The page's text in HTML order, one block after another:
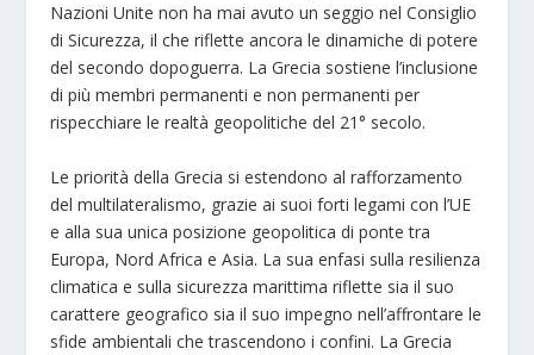
Nazioni Unite non ha mai avuto un seggio nel Consiglio
di Sicurezza, il che riflette ancora le dinamiche di potere
del secondo dopoguerra. La Grecia sostiene l’inclusione
di più membri permanenti e non permanenti per
rispecchiare le realtà geopolitiche del 21° secolo.
Le priorità della Grecia si estendono al rafforzamento
del multilateralismo, grazie ai suoi forti legami con l’UE
e alla sua unica posizione geopolitica di ponte tra
Europa, Nord Africa e Asia. La sua enfasi sulla resilienza
climatica e sulla sicurezza marittima riflette sia il suo
carattere geografico sia il suo impegno nell’affrontare le
sfide ambientali che trascendono i confini. La Grecia